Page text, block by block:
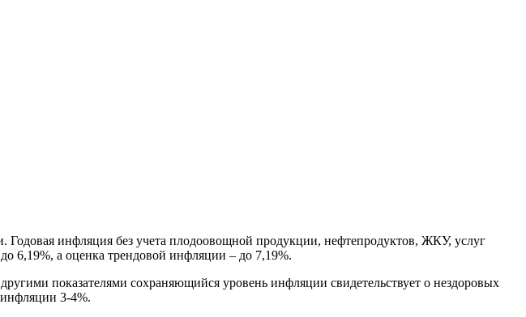
Годовая инфляция без учета плодоовощной продукции, нефтепродуктов, ЖКУ, услуг
6,19%, а оценка трендовой инфляции – до 7,19%.
показателями сохраняющийся уровень инфляции свидетельствует о нездоровых
3-4%.